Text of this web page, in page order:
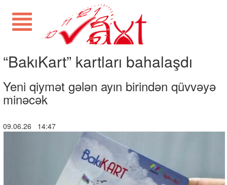
“BakıKart” kartları bahalaşdı
Yeni qiymət gələn ayın birindən qüvvəyə
minəcək
09.06.26 14:47